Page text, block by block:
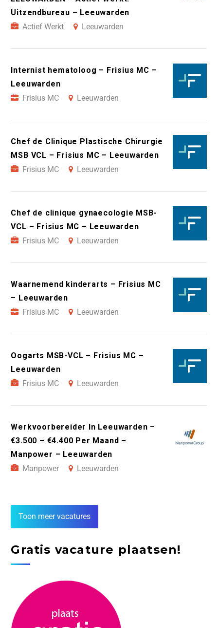
Uitzendbureau – Leeuwarden
Actief Werkt
Leeuwarden
Internist hematoloog – Frisius MC –
Leeuwarden
Frisius MC
Leeuwarden
Chef de Clinique Plastische Chirurgie
MSB VCL – Frisius MC – Leeuwarden
Frisius MC
Leeuwarden
Chef de clinique gynaecologie MSB-
VCL – Frisius MC – Leeuwarden
Frisius MC
Leeuwarden
Waarnemend kinderarts – Frisius MC
– Leeuwarden
Frisius MC
Leeuwarden
Oogarts MSB-VCL – Frisius MC –
Leeuwarden
Frisius MC
Leeuwarden
Werkvoorbereider In Leeuwarden –
€3.500 – €4.400 Per Maand –
Manpower – Leeuwarden
Manpower
Leeuwarden
Toon meer vacatures
Gratis vacature plaatsen!